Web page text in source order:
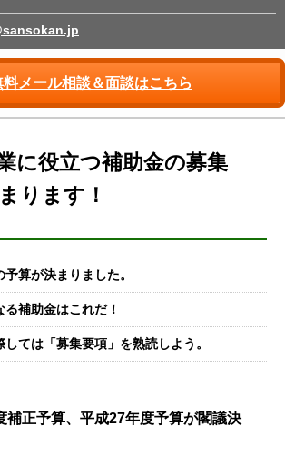
メール相談＆面談はこちら
に役立つ補助金の募集
ります！
予算が決まりました。
る補助金はこれだ！
しては「募集要項」を熟読しよう。
補正予算、平成27年度予算が閣議決